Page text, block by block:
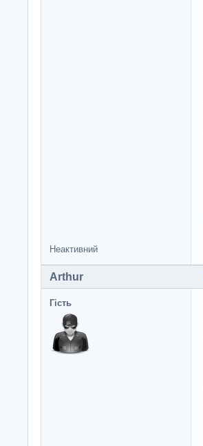
Неактивний
Arthur
Гість